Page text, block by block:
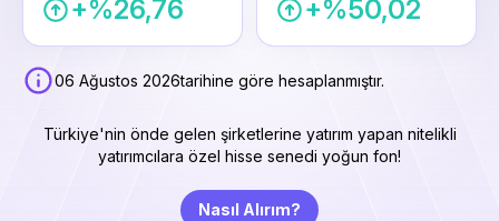
+%26,76 +%50,02
06 Ağustos 2026tarihine göre hesaplanmıştır.
Türkiye'nin önde gelen şirketlerine yatırım yapan nitelikli
yatırımcılara özel hisse senedi yoğun fon!
Nasıl Alırım?